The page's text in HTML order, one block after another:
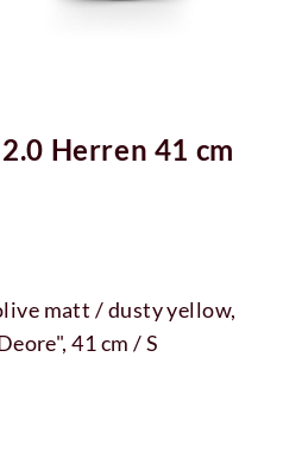
Herren 41 cm
matt / dusty yellow,
41 cm / S